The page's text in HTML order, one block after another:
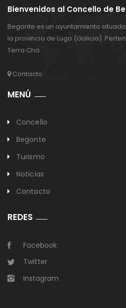
Bienvenidos al Concello de
Begonte es un ayuntamiento
la provincia de Lugo (Galicia).
Terra Chá.
Contacto
MENÚ
Concello
Begonte
Turismo
Noticias
Contacto
REDES
Facebook
Twitter
Instagram